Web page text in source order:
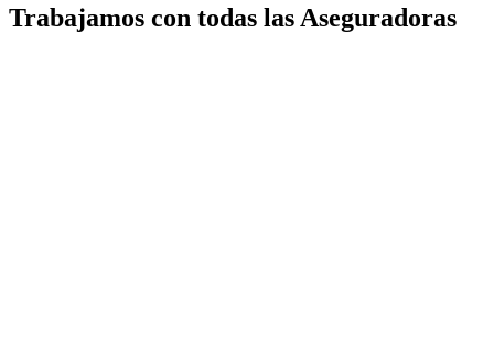
Trabajamos con todas las Aseguradoras